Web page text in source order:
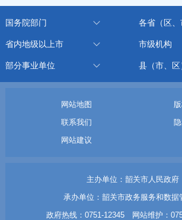
国务院部门 各省（区、
省内地级以上市 市级机构
部分事业单位 县（市、
网站地图
联系我们
网站建议
主办单位：韶关市人民政府
承办单位：韶关市政务服务和数据
政府热线：0751-12345 网站维护：